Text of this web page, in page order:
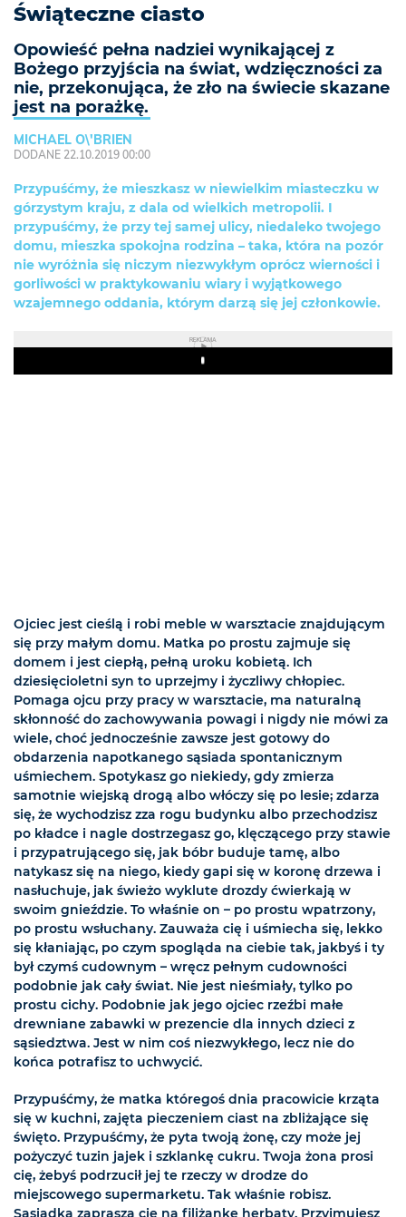
Świąteczne ciasto
Opowieść pełna nadziei wynikającej z
Bożego przyjścia na świat, wdzięczności za
nie, przekonująca, że zło na świecie skazane
jest na porażkę.
MICHAEL O\'BRIEN
DODANE 22.10.2019 00:00
Przypuśćmy, że mieszkasz w niewielkim miasteczku w
górzystym kraju, z dala od wielkich metropolii. I
przypuśćmy, że przy tej samej ulicy, niedaleko twojego
domu, mieszka spokojna rodzina – taka, która na pozór
nie wyróżnia się niczym niezwykłym oprócz wierności i
gorliwości w praktykowaniu wiary i wyjątkowego
wzajemnego oddania, którym darzą się jej członkowie.
REKLAMA
Play
Ojciec jest cieślą i robi meble w warsztacie znajdującym
się przy małym domu. Matka po prostu zajmuje się
domem i jest ciepłą, pełną uroku kobietą. Ich
dziesięcioletni syn to uprzejmy i życzliwy chłopiec.
Pomaga ojcu przy pracy w warsztacie, ma naturalną
skłonność do zachowywania powagi i nigdy nie mówi za
wiele, choć jednocześnie zawsze jest gotowy do
obdarzenia napotkanego sąsiada spontanicznym
uśmiechem. Spotykasz go niekiedy, gdy zmierza
samotnie wiejską drogą albo włóczy się po lesie; zdarza
się, że wychodzisz zza rogu budynku albo przechodzisz
po kładce i nagle dostrzegasz go, klęczącego przy stawie
i przypatrującego się, jak bóbr buduje tamę, albo
natykasz się na niego, kiedy gapi się w koronę drzewa i
nasłuchuje, jak świeżo wyklute drozdy ćwierkają w
swoim gnieździe. To właśnie on – po prostu wpatrzony,
po prostu wsłuchany. Zauważa cię i uśmiecha się, lekko
się kłaniając, po czym spogląda na ciebie tak, jakbyś i ty
był czymś cudownym – wręcz pełnym cudowności
podobnie jak cały świat. Nie jest nieśmiały, tylko po
prostu cichy. Podobnie jak jego ojciec rzeźbi małe
drewniane zabawki w prezencie dla innych dzieci z
sąsiedztwa. Jest w nim coś niezwykłego, lecz nie do
końca potrafisz to uchwycić.
Przypuśćmy, że matka któregoś dnia pracowicie krząta
się w kuchni, zajęta pieczeniem ciast na zbliżające się
święto. Przypuśćmy, że pyta twoją żonę, czy może jej
pożyczyć tuzin jajek i szklankę cukru. Twoja żona prosi
cię, żebyś podrzucił jej te rzeczy w drodze do
miejscowego supermarketu. Tak właśnie robisz.
Sąsiadka zaprasza cię na filiżankę herbaty. Przyjmujesz